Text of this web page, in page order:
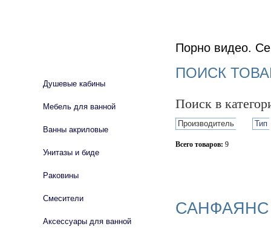
Порно видео.
ПОИСК
Поиск в
Производитель Тип
Всего товаров: 9
САНФАЯНС
Душевые кабины
Мебель для ванной
Ванны акриловые
Унитазы и биде
Раковины
Смесители
Аксессуары для ванной